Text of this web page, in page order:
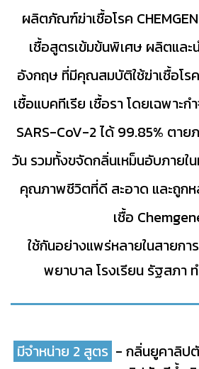
ผลิตภัณฑ์ฆ่าเชื้อโรค
เชื้อสูตรเข้มข้นพิเศษ ผลิตและ
อังกฤษ ที่มีคุณสมบัติใช้ฆ่าเชื้อโร
เชื้อแบคทีเรีย เชื้อรา โดยเฉพาะ
SARS-CoV-2 ได้ 99.85% ตายภ
วัน รวมทั้งขจัดกลิ่นเหม็นอับภายใ
คุณภาพชีวิตที่ดี สะอาด และถูกห
เชื้อ
ใช้กันอย่างแพร่หลายในสายกา
พยาบาล โรงเรียน รัฐสภา
มีจำหน่าย 2 สูตร - กลิ่นยูคาลิปตั